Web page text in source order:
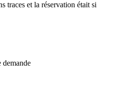
traces et la réservation était si
demande